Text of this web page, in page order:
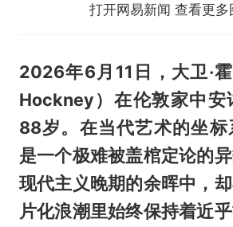
打开网易新闻 查看更多
2026年6月11日，大卫·
Hockney）在伦敦家中安
88岁。在当代艺术的坐标
是一个极难被盖棺定论的
现代主义晚期的余晖中，
片化浪潮里始终保持着近